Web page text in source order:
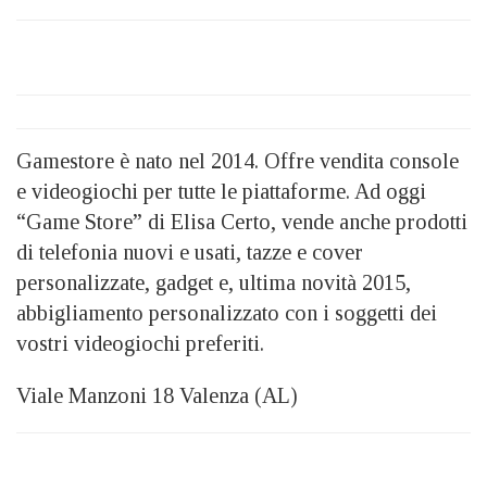
Gamestore è nato nel 2014. Offre vendita console
e videogiochi per tutte le piattaforme. Ad oggi
“Game Store” di Elisa Certo, vende anche prodotti
di telefonia nuovi e usati, tazze e cover
personalizzate, gadget e, ultima novità 2015,
abbigliamento personalizzato con i soggetti dei
vostri videogiochi preferiti.
Viale Manzoni 18 Valenza (AL)